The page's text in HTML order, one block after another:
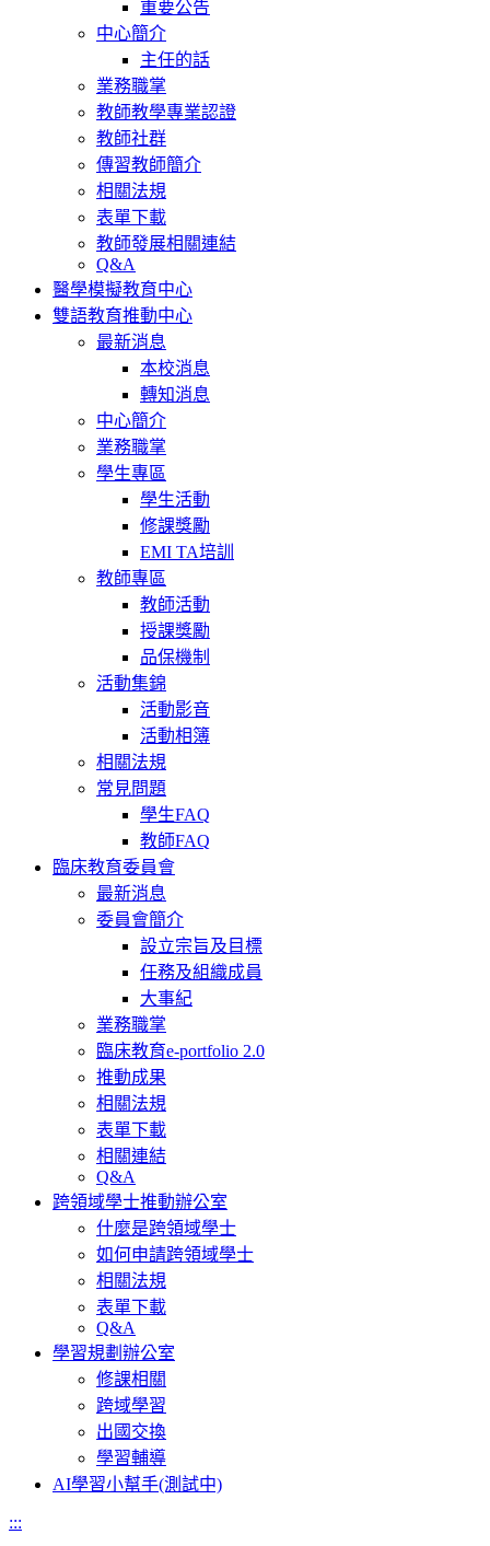
重要公告
中心簡介
主任的話
業務職掌
教師教學專業認證
教師社群
傳習教師簡介
相關法規
表單下載
教師發展相關連結
Q&A
醫學模擬教育中心
雙語教育推動中心
最新消息
本校消息
轉知消息
中心簡介
業務職掌
學生專區
學生活動
修課獎勵
EMI TA培訓
教師專區
教師活動
授課獎勵
品保機制
活動集錦
活動影音
活動相簿
相關法規
常見問題
學生FAQ
教師FAQ
臨床教育委員會
最新消息
委員會簡介
設立宗旨及目標
任務及組織成員
大事紀
業務職掌
臨床教育e-portfolio 2.0
推動成果
相關法規
表單下載
相關連結
Q&A
跨領域學士推動辦公室
什麼是跨領域學士
如何申請跨領域學士
相關法規
表單下載
Q&A
學習規劃辦公室
修課相關
跨域學習
出國交換
學習輔導
AI學習小幫手(測試中)
:::